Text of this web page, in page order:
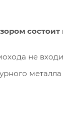
состоит
не
металла